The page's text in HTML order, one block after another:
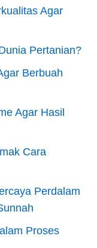
Agar
Pertanian?
Berbuah
Agar Hasil
Cara
Perdalam
Proses